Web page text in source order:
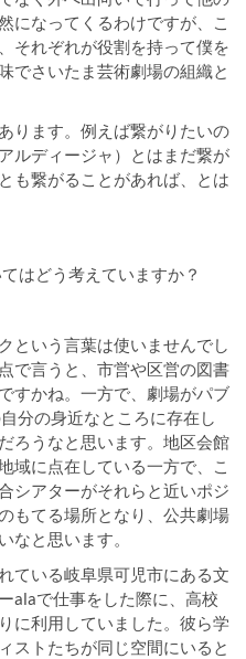
になってくるわけですが、こ
それぞれが役割を持って僕を
でさいたま芸術劇場の組織と
ります。例えば繋がりたいの
ルディージャ）とはまだ繋が
も繋がることがあれば、とは
はどう考えていますか？
という言葉は使いませんでし
で言うと、市営や区営の図書
すかね。一方で、劇場がパブ
分の身近なところに存在し
ろうなと思います。地区会館
域に点在している一方で、こ
シアターがそれらと近いポジ
もてる場所となり、公共劇場
なと思います。
ている岐阜県可児市にある文
alaで仕事をした際に、高校
に利用していました。彼ら学
ストたちが同じ空間にいると